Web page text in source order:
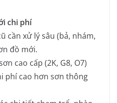
chi phí
cần xử lý sâu (bả, nhám,
đồ mới.
cao cấp (2K, G8, O7)
phí cao hơn sơn thông